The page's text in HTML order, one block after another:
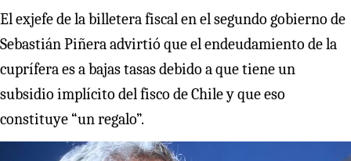
El exjefe de la billetera fiscal en el segundo gobierno de
Sebastián Piñera advirtió que el endeudamiento de la
cuprífera es a bajas tasas debido a que tiene un
subsidio implícito del fisco de Chile y que eso
constituye “un regalo”.